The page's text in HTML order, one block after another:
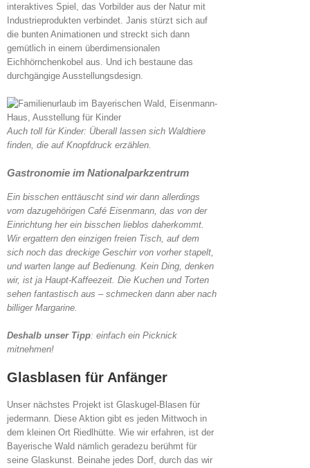
interaktives Spiel, das Vorbilder aus der Natur mit
Industrieprodukten verbindet. Janis stürzt sich auf
die bunten Animationen und streckt sich dann
gemütlich in einem überdimensionalen
Eichhörnchenkobel aus. Und ich bestaune das
durchgängige Ausstellungsdesign.
Auch toll für Kinder: Überall lassen sich Waldtiere
finden, die auf Knopfdruck erzählen.
Gastronomie im Nationalparkzentrum
Ein bisschen enttäuscht sind wir dann allerdings
vom dazugehörigen Café Eisenmann, das von der
Einrichtung her ein bisschen lieblos daherkommt.
Wir ergattern den einzigen freien Tisch, auf dem
sich noch das dreckige Geschirr von vorher stapelt,
und warten lange auf Bedienung. Kein Ding, denken
wir, ist ja Haupt-Kaffeezeit. Die Kuchen und Torten
sehen fantastisch aus – schmecken dann aber nach
billiger Margarine.
Deshalb unser Tipp: einfach ein Picknick
mitnehmen!
Glasblasen für Anfänger
Unser nächstes Projekt ist Glaskugel-Blasen für
jedermann. Diese Aktion gibt es jeden Mittwoch in
dem kleinen Ort Riedlhütte. Wie wir erfahren, ist der
Bayerische Wald nämlich geradezu berühmt für
seine Glaskunst. Beinahe jedes Dorf, durch das wir